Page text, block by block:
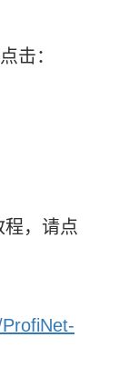
击：
程，请点